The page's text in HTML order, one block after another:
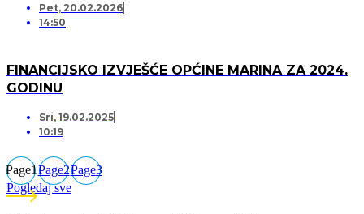
Pet, 20.02.2026
14:50
FINANCIJSKO IZVJEŠĆE OPĆINE MARINA ZA 2024.
GODINU
Sri, 19.02.2025
10:19
Page1Page2Page3
Pogledaj sve